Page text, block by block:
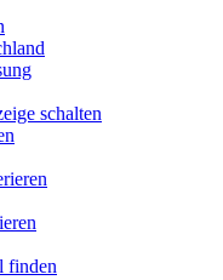
schalten
finden